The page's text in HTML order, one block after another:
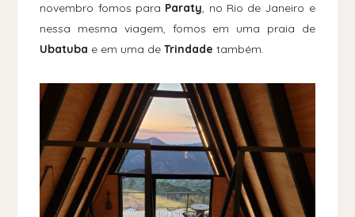
novembro fomos para Paraty, no Rio de Janeiro e
nessa mesma viagem, fomos em uma praia de
Ubatuba e em uma deTrindadetambém.